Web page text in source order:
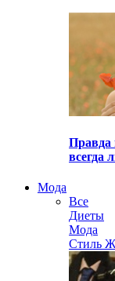
Правда
всегда
Мода
Все
Диеты
Мода
Стиль